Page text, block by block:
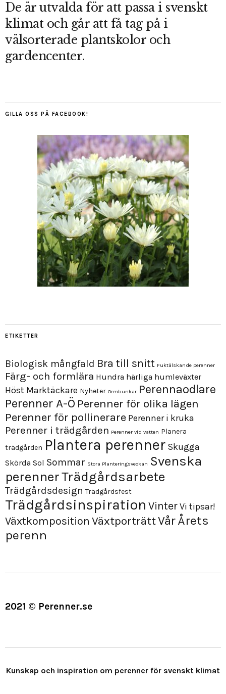
De är utvalda för att passa i svenskt
klimat och går att få tag på i
välsorterade plantskolor och
gardencenter.
GILLA OSS PÅ FACEBOOK!
ETIKETTER
Biologisk mångfald Bra till snitt Fuktälskande perenner
Färg- och formlära Hundra härliga humleväxter
Höst Marktäckare Nyheter Ormbunkar Perennaodlare
Perenner A-Ö Perenner för olika lägen
Perenner för pollinerare Perenner i kruka
Perenner i trädgården Perenner vid vatten Planera
trädgården Plantera perenner Skugga
Skörda Sol Sommar Stora Planteringsveckan Svenska
perennerTrädgårdsarbete
Trädgårdsdesign Trädgårdsfest
Trädgårdsinspiration VinterVi tipsar!
Växtkomposition VäxtporträttVårÅrets
perenn
2021 © Perenner.se
Kunskap och inspiration om perenner för svenskt klimat